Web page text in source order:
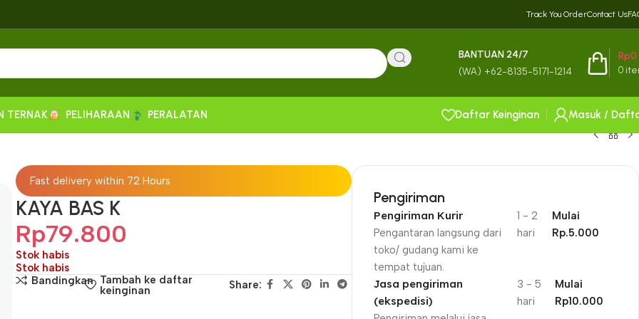
Track You OrderContact Us
BANTUAN 24/7
(WA) +62-8135-5171-1214 0
Rp0
TERNAK PELIHARAAN PERALATAN Daftar Keinginan
Masuk /
Fast delivery within 72 Hours
KAYA BAS K
Rp79.800
Stok habis
Stok habis
Bandingkan Tambah ke daftar
keinginan
Share:
Pengiriman
Pengiriman Kurir
Pengantaran langsung dari
toko/ gudang kami ke
tempat tujuan.
1 - 2
hari
Mulai
Rp.5.000
Jasa pengiriman
(ekspedisi)
3 - 5
hari
Mulai
Rp10.000